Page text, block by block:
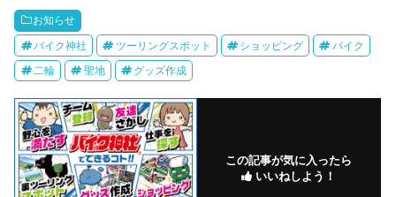
お知らせ
バイク神社 ツーリングスポット ショッピング バイク
二輪 聖地 グッズ作成
この記事が気に入ったら
いいねしよう！